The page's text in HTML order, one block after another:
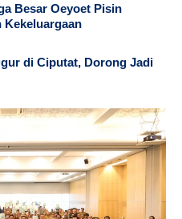
Besar Oeyoet Pisin
Kekeluargaan
di Ciputat, Dorong Jadi